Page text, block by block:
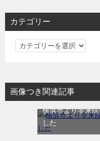
カテゴリー
カ
リ
ー
画像つき関連記事
横浜市より非来
した